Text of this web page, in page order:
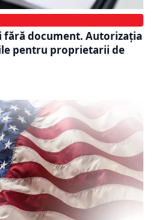
fără document. Autorizația
pentru proprietarii de